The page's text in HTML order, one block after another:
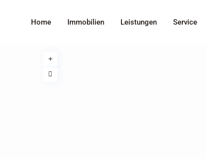
Home Immobilien Leistungen Service